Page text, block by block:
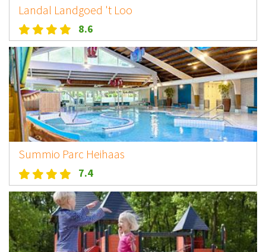
Landal Landgoed 't Loo
8.6
Summio Parc Heihaas
7.4